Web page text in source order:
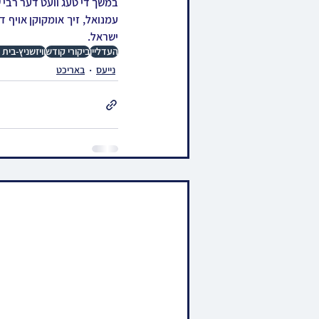
ישראל.
העדלייןביקורי קודשוויזשניץ-
נייעס
באריכט